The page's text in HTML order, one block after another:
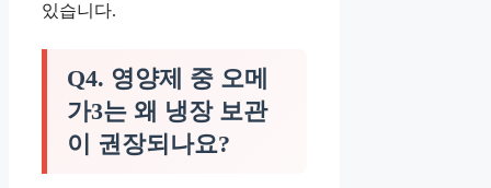
있습니다.
Q4. 영양제 중 오메
가3는 왜 냉장 보관
이 권장되나요?